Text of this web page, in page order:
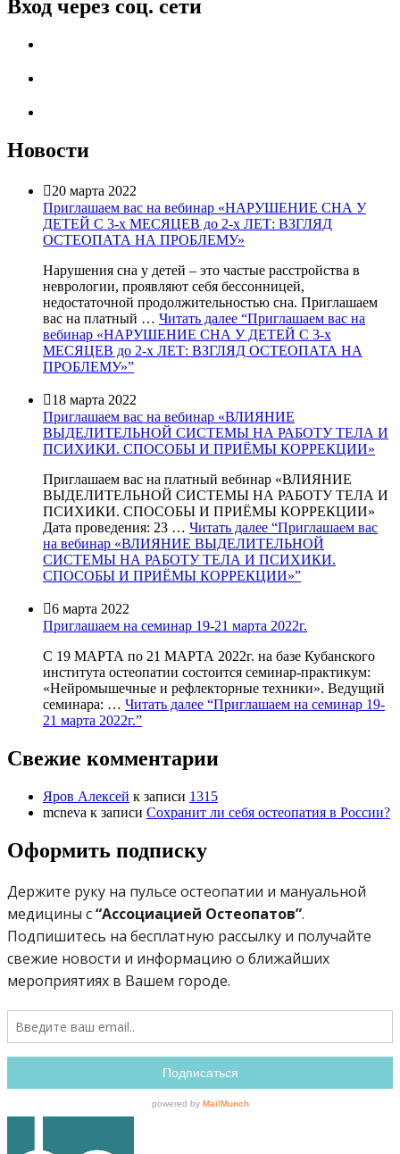
Вход через соц. сети
Новости
20 марта 2022
Приглашаем вас на вебинар «НАРУШЕНИЕ СНА У
ДЕТЕЙ С 3-х МЕСЯЦЕВ до 2-х ЛЕТ: ВЗГЛЯД
ОСТЕОПАТА НА ПРОБЛЕМУ»
Нарушения сна у детей – это частые расстройства в
неврологии, проявляют себя бессонницей,
недостаточной продолжительностью сна. Приглашаем
вас на платный … Читать далее “Приглашаем вас на
вебинар «НАРУШЕНИЕ СНА У ДЕТЕЙ С 3-х
МЕСЯЦЕВ до 2-х ЛЕТ: ВЗГЛЯД ОСТЕОПАТА НА
ПРОБЛЕМУ»”
18 марта 2022
Приглашаем вас на вебинар «ВЛИЯНИЕ
ВЫДЕЛИТЕЛЬНОЙ СИСТЕМЫ НА РАБОТУ ТЕЛА И
ПСИХИКИ. СПОСОБЫ И ПРИЁМЫ КОРРЕКЦИИ»
Приглашаем вас на платный вебинар «ВЛИЯНИЕ
ВЫДЕЛИТЕЛЬНОЙ СИСТЕМЫ НА РАБОТУ ТЕЛА И
ПСИХИКИ. СПОСОБЫ И ПРИЁМЫ КОРРЕКЦИИ»
Дата проведения: 23 … Читать далее “Приглашаем вас
на вебинар «ВЛИЯНИЕ ВЫДЕЛИТЕЛЬНОЙ
СИСТЕМЫ НА РАБОТУ ТЕЛА И ПСИХИКИ.
СПОСОБЫ И ПРИЁМЫ КОРРЕКЦИИ»”
6 марта 2022
Приглашаем на семинар 19-21 марта 2022г.
С 19 МАРТА по 21 МАРТА 2022г. на базе Кубанского
института остеопатии состоится семинар-практикум:
«Нейромышечные и рефлекторные техники». Ведущий
семинара: … Читать далее “Приглашаем на семинар 19-
21 марта 2022г.”
Свежие комментарии
Яров Алексей к записи 1315
mcneva к записи Сохранит ли себя остеопатия в России?
Оформить подписку